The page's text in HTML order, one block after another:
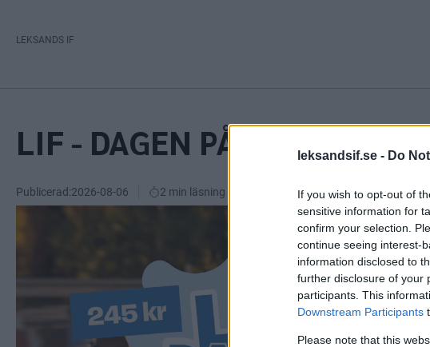
leksandsif.se - Do
If you wish to opt-out of
sensitive information for
confirm your selection.
continue seeing interest-
information disclosed to
further disclosure of your
participants. This
Downstream Participants
Please note that this
LEKSANDS IF
LIF - DAGEN PÅ LEKSAND
Publicerad:2026-08-06 2 min läsning